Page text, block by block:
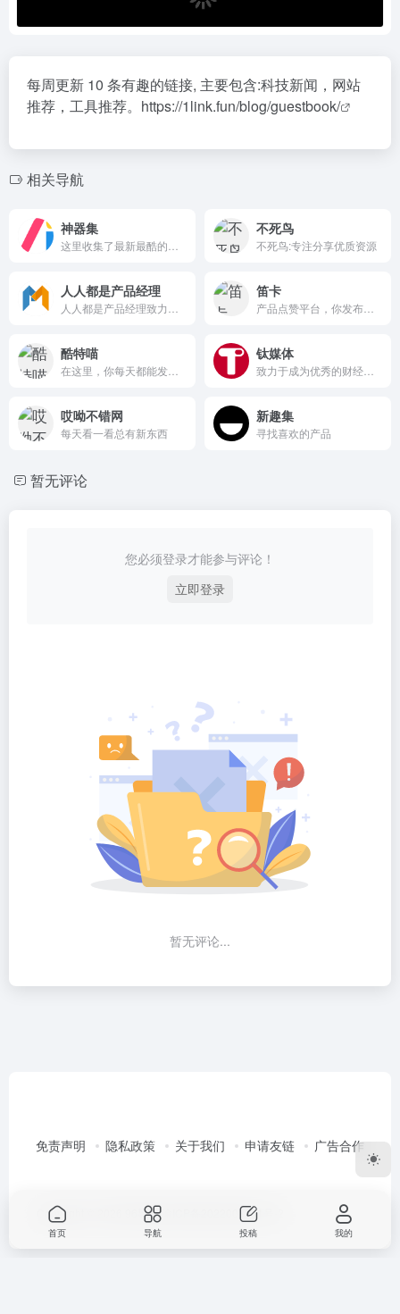
每周更新 10 条有趣的链接, 主要包含:科技新闻，网站
推荐，工具推荐。 https://1link.fun/blog/guestbook/
相关导航
神器集 不死鸟
不死鸟:专注分享优质资源
人人都是产品经理 笛卡
酷特喵 钛媒体
哎呦不错网
每天看一看总有新东西
新趣集
寻找喜欢的产品
暂无评论
您必须登录才能参与评论！
立即登录
暂无评论...
免责声明 隐私政策 关于我们 申请友链 广告合作
Copyright © 2026 96导航 渝ICP备2022003351号-2
首页 导航 投稿 我的